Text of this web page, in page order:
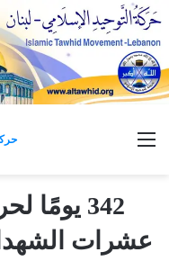
القائمة
342